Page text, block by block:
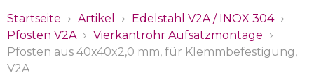
Startseite Artikel
Edelstahl V2A / INOX 304
Pfosten V2A
Vierkantrohr Aufsatzmontage
Pfosten aus 40x40x2,0 mm, für Klemmbefestigung,
V2A